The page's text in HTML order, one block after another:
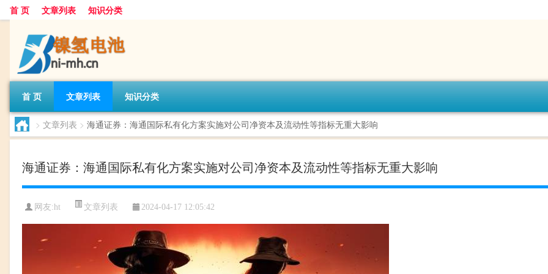
首 页 文章列表 知识分类
首 页 文章列表 知识分类
> 文章列表 > 海通证券：海通国际私有化方案实施对公司净资本及流动性等指标无重大影响
海通证券：海通国际私有化方案实施对公司净资本及流动性等指标无重大影响
网友:ht 文章列表 2024-04-17 12:05:42